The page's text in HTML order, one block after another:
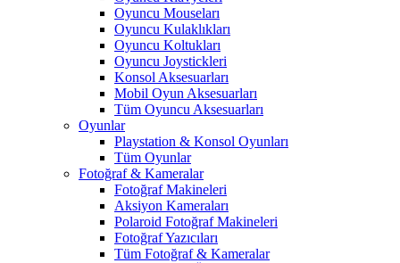
Oyuncu Mouseları
Oyuncu Kulaklıkları
Oyuncu Koltukları
Oyuncu Joystickleri
Konsol Aksesuarları
Mobil Oyun Aksesuarları
Tüm Oyuncu Aksesuarları
Oyunlar
Playstation & Konsol Oyunları
Tüm Oyunlar
Fotoğraf & Kameralar
Fotoğraf Makineleri
Aksiyon Kameraları
Polaroid Fotoğraf Makineleri
Fotoğraf Yazıcıları
Tüm Fotoğraf & Kameralar